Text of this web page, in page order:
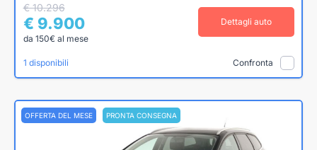
€ 10.296
€ 9.900
da 150€ al mese
Dettagli auto
1 disponibili Confronta
OFFERTA DEL MESE PRONTA CONSEGNA